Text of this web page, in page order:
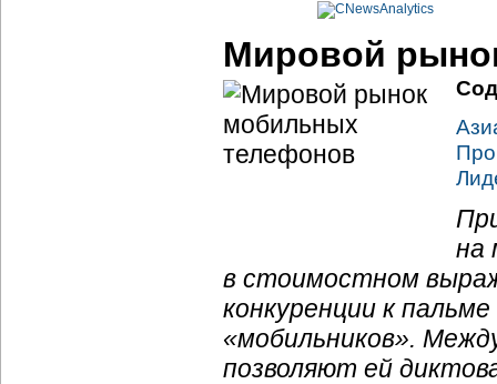
Мировой
на
в стоимостном
конкуренции к
«мобильников».
позволяют ей